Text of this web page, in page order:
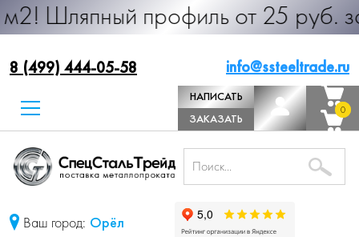
профиль от 25 руб. за м.п.
8 (499) 444-05-58 info@ssteeltrade.ru
НАПИСАТЬ
ДИРЕКТОРУ
ЗАКАЗАТЬ
ЗВОНОК
0
0
Ваш город: Орёл